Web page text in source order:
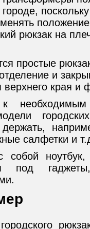
рюкзак на
простые
и
края и
к
салфетки и
собой
под